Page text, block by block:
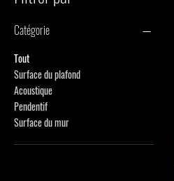
Catégorie
Tout
Surface du plafond
Acoustique
Pendentif
Surface du mur